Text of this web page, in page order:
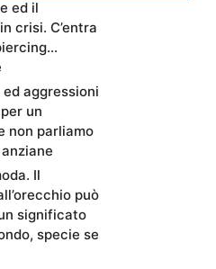
ed il
crisi. C’entra
aggressioni
un
non parliamo
Il
può
significato
specie se